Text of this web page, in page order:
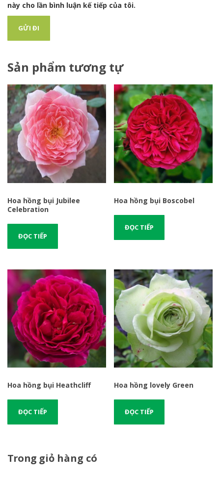
này cho lần bình luận kế tiếp của tôi.
Sản phẩm tương tự
Hoa hồng bụi Jubilee
Celebration
ĐỌC TIẾP
Hoa hồng bụi Boscobel
ĐỌC TIẾP
Hoa hồng bụi Heathcliff
ĐỌC TIẾP
Hoa hồng lovely Green
ĐỌC TIẾP
Trong giỏ hàng có